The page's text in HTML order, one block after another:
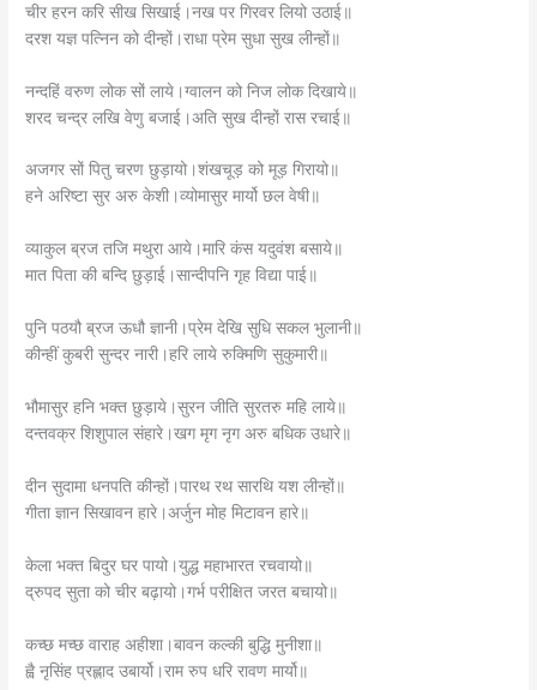
चीर हरन करि सीख सिखाई।नख पर गिरवर लियो उठाई॥
दरश यज्ञ पत्निन को दीन्हों।राधा प्रेम सुधा सुख लीन्हों॥
नन्दहिं वरुण लोक सों लाये।ग्वालन को निज लोक दिखाये॥
शरद चन्द्र लखि वेणु बजाई।अति सुख दीन्हों रास रचाई॥
अजगर सों पितु चरण छुड़ायो।शंखचूड़ को मूड़ गिरायो॥
हने अरिष्टा सुर अरु केशी।व्योमासुर मार्यो छल वेषी॥
व्याकुल ब्रज तजि मथुरा आये।मारि कंस यदुवंश बसाये॥
मात पिता की बन्दि छुड़ाई।सान्दीपनि गृह विद्या पाई॥
पुनि पठयौ ब्रज ऊधौ ज्ञानी।प्रेम देखि सुधि सकल भुलानी॥
कीन्हीं कुबरी सुन्दर नारी।हरि लाये रुक्मिणि सुकुमारी॥
भौमासुर हनि भक्त छुड़ाये।सुरन जीति सुरतरु महि लाये॥
दन्तवक्र शिशुपाल संहारे।खग मृग नृग अरु बधिक उधारे॥
दीन सुदामा धनपति कीन्हों।पारथ रथ सारथि यश लीन्हों॥
गीता ज्ञान सिखावन हारे।अर्जुन मोह मिटावन हारे॥
केला भक्त बिदुर घर पायो।युद्ध महाभारत रचवायो॥
द्रुपद सुता को चीर बढ़ायो।गर्भ परीक्षित जरत बचायो॥
कच्छ मच्छ वाराह अहीशा।बावन कल्की बुद्धि मुनीशा॥
ह्वै नृसिंह प्रह्लाद उबार्यो।राम रुप धरि रावण मार्यो॥